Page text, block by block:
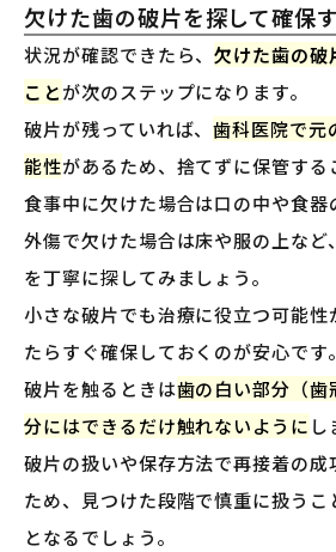
欠けた歯の破片を探して確保
状況が確認できたら、欠けた歯の破
ことが次のステップになります。
破片が残っていれば、歯科医院で元
能性があるため、捨てずに保管する
食事中に欠けた場合は口の中や食器
外傷で欠けた場合は床や服の上など
を丁寧に探してみましょう。
小さな破片でも治療に役立つ可能性
たらすぐ確保しておくのが安心です。
破片を触るときは歯の白い部分（歯
分にはできるだけ触れないように し
破片の扱いや保存方法で再接着の成
ため、見つけた段階で慎重に扱う
となるでしょう。